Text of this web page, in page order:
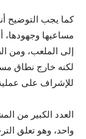
كما يجب التوضيح
مساعيها وجهودها،
إلى الملعب، ومن
لكنه خارج نطاق
للإشراف على عملية
العدد الكبير من
واحد، وهو تعلق